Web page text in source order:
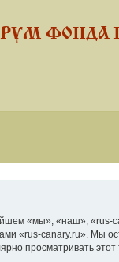
ФОНДА
«мы», «наш», «rus-
«rus-canary.ru». Мы
просматривать